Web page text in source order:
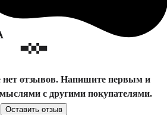
нет отзывов. Напишите первым и
с другими покупателями.
Оставить отзыв